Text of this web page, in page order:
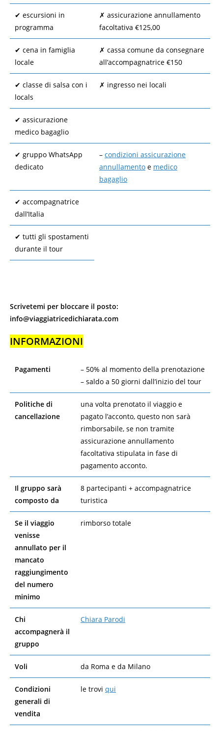
✔︎ escursioni in
programma
✗ assicurazione annullamento
facoltativa €125,00
✔︎ cena in famiglia
locale
✗ cassa comune da consegnare
all’accompagnatrice €150
✔︎ classe di salsa con i
locals
✗ ingresso nei locali
✔︎ assicurazione
medico bagaglio
✔︎ gruppo WhatsApp
dedicato
– condizioni assicurazione
annullamento e medico
bagaglio
✔︎ accompagnatrice
dall’Italia
✔︎ tutti gli spostamenti
durante il tour
Scrivetemi per bloccare il posto:
info@viaggiatricedichiarata.com
INFORMAZIONI
Pagamenti
– 50% al momento della prenotazione
– saldo a 50 giorni dall’inizio del tour
Politiche di
cancellazione
una volta prenotato il viaggio e
pagato l’acconto, questo non sarà
rimborsabile, se non tramite
assicurazione annullamento
facoltativa stipulata in fase di
pagamento acconto.
Il gruppo sarà
composto da
8 partecipanti + accompagnatrice
turistica
Se il viaggio
venisse
annullato per il
mancato
raggiungimento
del numero
minimo
rimborso totale
Chi
accompagnerà il
gruppo
Chiara Parodi
Voli da Roma e da Milano
Condizioni
generali di
vendita
le trovi qui